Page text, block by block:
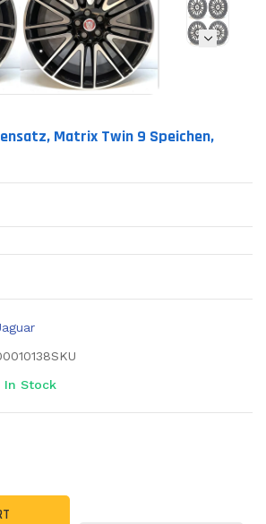
Matrix Twin 9 Speichen,
In Stock
en.products.product.decrease